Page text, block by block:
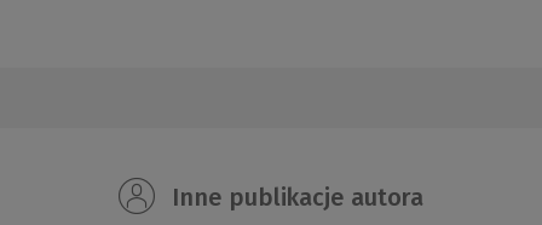
Inne publikacje autora